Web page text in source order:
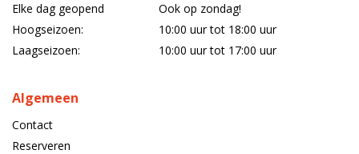
Elke dag geopend
Ook op zondag!
Hoogseizoen:
10:00 uur tot 18:00 uur
Laagseizoen:
10:00 uur tot 17:00 uur
Algemeen
Contact
Reserveren